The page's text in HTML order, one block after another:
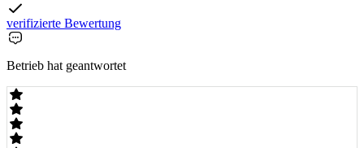
verifizierte Bewertung
Betrieb hat geantwortet